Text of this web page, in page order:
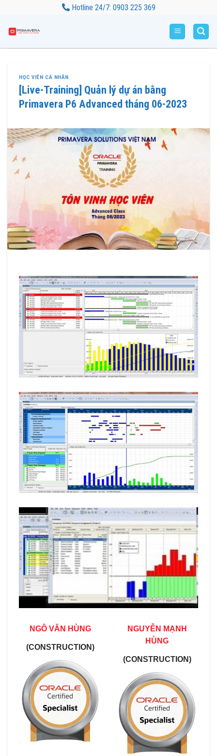
Hotline 24/7: 0903 225 369
HỌC VIÊN CÁ NHÂN
[Live-Training] Quản lý dự án bằng
Primavera P6 Advanced tháng 06-2023
NGÔ VĂN HÙNG
(CONSTRUCTION)
NGUYỄN MẠNH
HÙNG
(CONSTRUCTION)